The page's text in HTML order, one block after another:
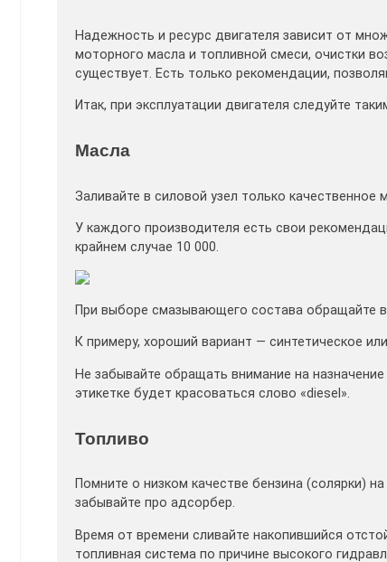
Надежность и ресурс двигателя зависит от
моторного масла и топливной смеси, очистки
существует. Есть только рекомендации,
Итак, при эксплуатации двигателя следуйте
Масла
Заливайте в силовой узел только
У каждого производителя есть свои
крайнем случае 10 000.
При выборе смазывающего состава обращайте
К примеру, хороший вариант — синтетическое
Не забывайте обращать внимание на
этикетке будет красоваться слово «diesel».
Топливо
Помните о низком качестве бензина (солярки)
забывайте про адсорбер.
Время от времени сливайте накопившийся
топливная система по причине высокого